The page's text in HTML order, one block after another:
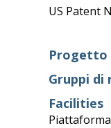
US Patent
Progetto
Gruppi di
Facilities